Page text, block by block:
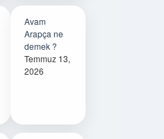
Avam
Arapça ne
demek ?
Temmuz 13,
2026